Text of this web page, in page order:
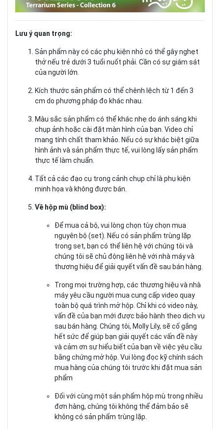
Lưu ý quan trọng:
Sản phẩm này có các phụ kiện nhỏ có thể gây nghẹt
thở nếu trẻ dưới 3 tuổi nuốt phải. Cần có sự giám sát
của người lớn.
Kích thước sản phẩm có thể chênh lệch từ 1 đến 3
cm do phương pháp đo khác nhau.
Màu sắc sản phẩm có thể khác nhẹ do ánh sáng khi
chụp ảnh hoặc cài đặt màn hình của bạn. Video chỉ
mang tính chất tham khảo. Nếu có sự khác biệt giữa
hình ảnh và sản phẩm thực tế, vui lòng lấy sản phẩm
thực tế làm chuẩn.
Tất cả các đạo cụ trong cảnh chụp chỉ là phụ kiện
minh họa và không được bán.
Về hộp mù (blind box):
Để mua cả bộ, vui lòng chọn tùy chọn mua
nguyên bộ (set). Nếu có sản phẩm trùng lặp
trong set, bạn có thể liên hệ với chúng tôi và
chúng tôi sẽ chủ động liên hệ với nhà máy và
thương hiệu để giải quyết vấn đề sau bán hàng.
Trong mọi trường hợp, các thương hiệu và nhà
máy yêu cầu người mua cung cấp video quay
toàn bộ quá trình mở hộp. Chỉ khi có video này,
vấn đề của bạn mới được bảo hành theo dịch vụ
sau bán hàng. Chúng tôi, Molly Lily, sẽ cố gắng
hết sức để giúp bạn giải quyết các vấn đề này
và cảm ơn sự hiểu biết của bạn về việc yêu cầu
bằng chứng mở hộp. Vui lòng đọc kỹ chính sách
mua hàng của chúng tôi trước khi đặt mua sản
phẩm
Đối với cùng một sản phẩm hộp mù trong nhiều
đơn hàng, chúng tôi không thể đảm bảo sẽ
không có sản phẩm trùng lặp.